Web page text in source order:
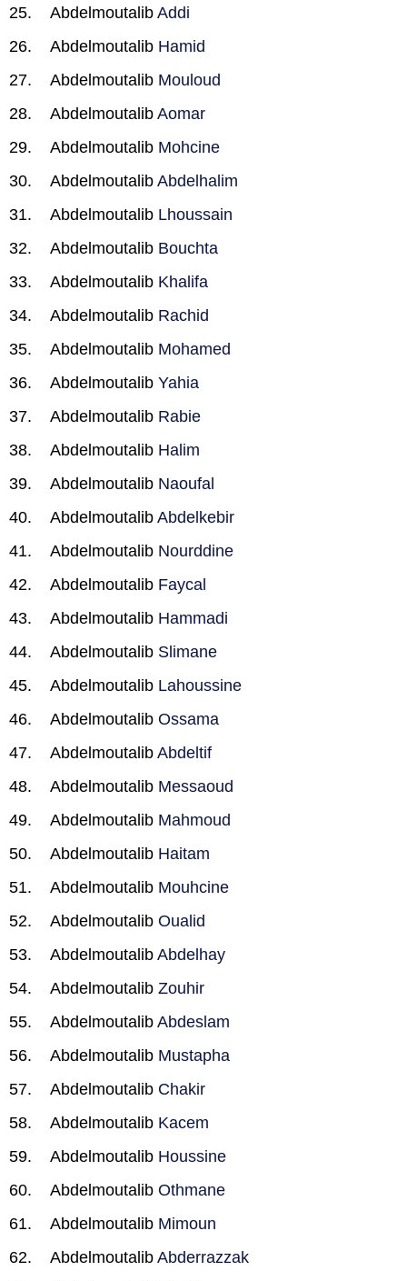
Abdelmoutalib Addi
Abdelmoutalib Hamid
Abdelmoutalib Mouloud
Abdelmoutalib Aomar
Abdelmoutalib Mohcine
Abdelmoutalib Abdelhalim
Abdelmoutalib Lhoussain
Abdelmoutalib Bouchta
Abdelmoutalib Khalifa
Abdelmoutalib Rachid
Abdelmoutalib Mohamed
Abdelmoutalib Yahia
Abdelmoutalib Rabie
Abdelmoutalib Halim
Abdelmoutalib Naoufal
Abdelmoutalib Abdelkebir
Abdelmoutalib Nourddine
Abdelmoutalib Faycal
Abdelmoutalib Hammadi
Abdelmoutalib Slimane
Abdelmoutalib Lahoussine
Abdelmoutalib Ossama
Abdelmoutalib Abdeltif
Abdelmoutalib Messaoud
Abdelmoutalib Mahmoud
Abdelmoutalib Haitam
Abdelmoutalib Mouhcine
Abdelmoutalib Oualid
Abdelmoutalib Abdelhay
Abdelmoutalib Zouhir
Abdelmoutalib Abdeslam
Abdelmoutalib Mustapha
Abdelmoutalib Chakir
Abdelmoutalib Kacem
Abdelmoutalib Houssine
Abdelmoutalib Othmane
Abdelmoutalib Mimoun
Abdelmoutalib Abderrazzak